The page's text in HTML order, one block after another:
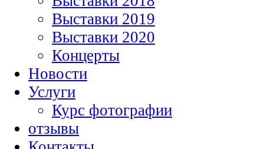
Выставки 2019
Выставки 2020
Концерты
Новости
Услуги
Курс фотографии
отзывы